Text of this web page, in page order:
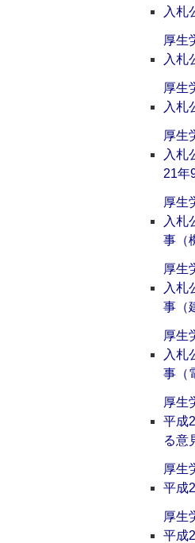
入札
厚生
入札
厚生
入札
厚生
入札
21年
厚生
入札
事（
厚生
入札
事（
厚生
入札
事（
厚生
平成
る意
厚生
平成
厚生
平成